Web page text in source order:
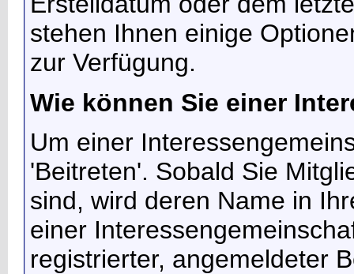
stehen Ihnen einige
zur Verfügung.
Wie können Sie einer
Um einer
'Beitreten'. Sobald Sie
sind, wird deren Name in
einer
registrierter, angemeldeter